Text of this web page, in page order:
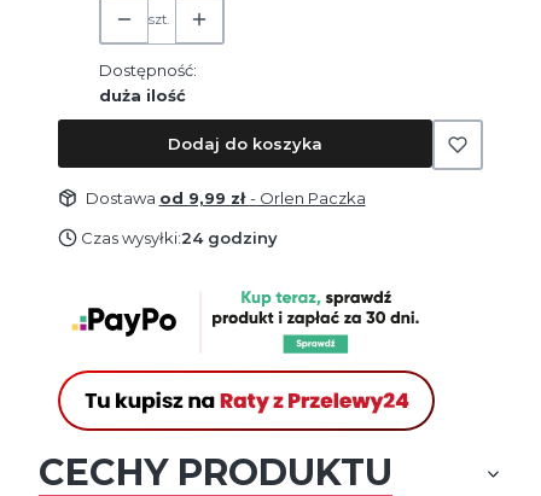
szt.
Dostępność:
duża ilość
Dodaj do koszyka
Dostawa od 9,99 zł- Orlen Paczka
Czas wysyłki:24 godziny
CECHY PRODUKTU